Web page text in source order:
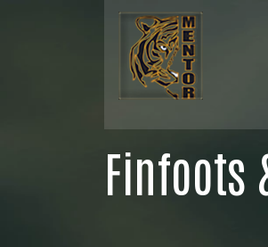
Finfoots